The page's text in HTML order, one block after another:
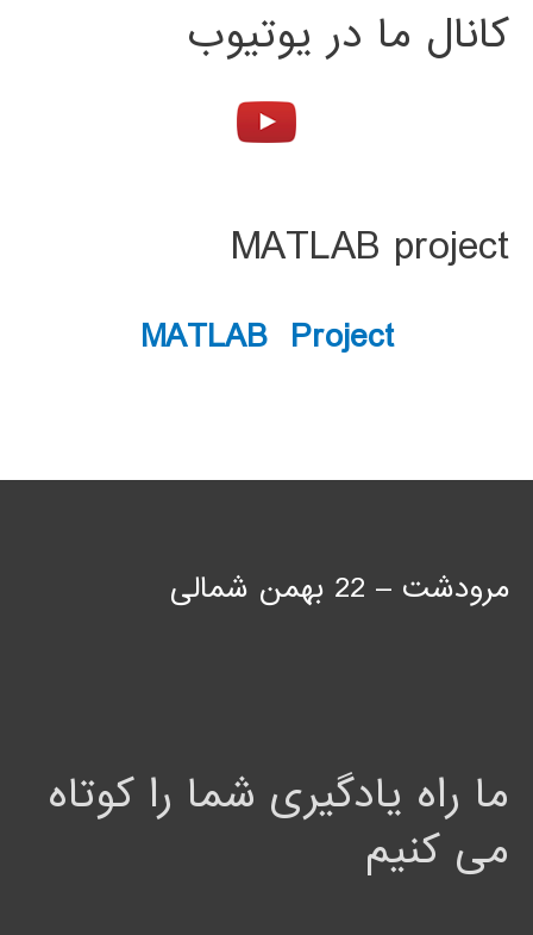
کانال ما در یوتیوب
MATLAB project
MATLAB Project
مرودشت – 22 بهمن شمالی
ما راه یادگیری شما را کوتاه
می کنیم